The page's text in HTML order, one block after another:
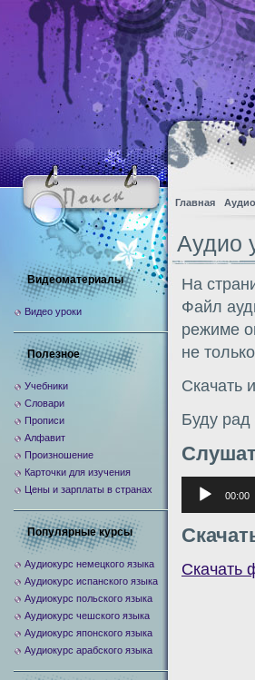
Главная
Аудио
На
Файл
режиме
не
Скачать
Буду рад
Аудиоплеер
00:00
Скачать
Видеоматериалы
Видео уроки
Полезное
Учебники
Словари
Прописи
Алфавит
Произношение
Карточки для изучения
Цены и зарплаты в странах
Популярные курсы
Аудиокурс немецкого языка
Аудиокурс испанского языка
Аудиокурс польского языка
Аудиокурс чешского языка
Аудиокурс японского языка
Аудиокурс арабского языка